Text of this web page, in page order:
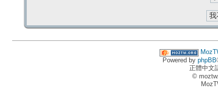
Powered by phpBB
正體中文
©